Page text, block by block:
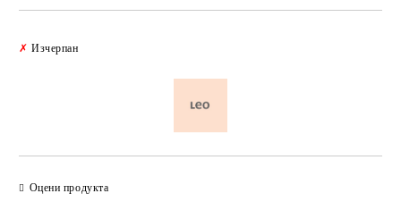
✗ Изчерпан
Оцени продукта